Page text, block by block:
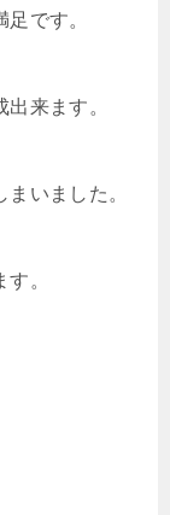
です。
来ます。
いました。
。